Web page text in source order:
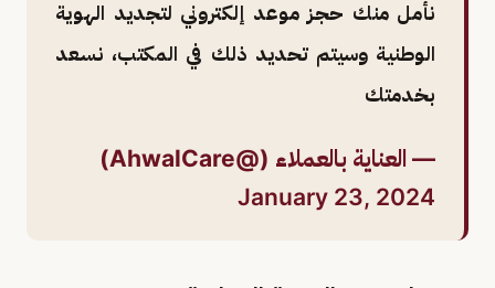
نأمل منك حجز موعد إلكتروني لتجديد الهوية
الوطنية وسيتم تحديد ذلك في المكتب، نسعد
بخدمتك
— العناية بالعملاء (@AhwalCare)
January 23, 2024